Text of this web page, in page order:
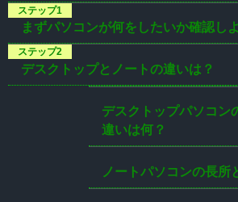
まずパソコンが何をしたいか確認し
デスクトップとノートの違いは？
デスクトップパソコン
違いは何？
ノートパソコンの長所